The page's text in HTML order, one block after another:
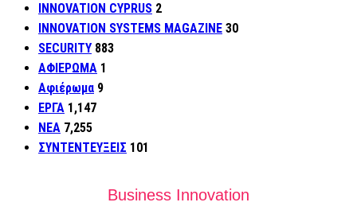
INNOVATION CYPRUS 2
INNOVATION SYSTEMS MAGAZINE 30
SECURITY 883
ΑΦΙΕΡΩΜΑ 1
Αφιέρωμα 9
ΕΡΓΑ 1,147
ΝΕΑ 7,255
ΣΥΝΤΕΝΤΕΥΞΕΙΣ 101
Business Innovation